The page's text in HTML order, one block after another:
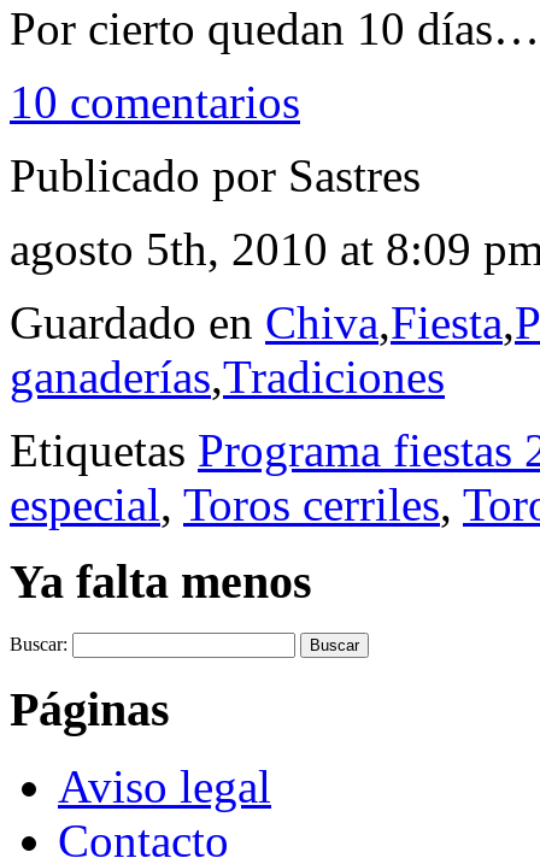
Por cierto quedan 10 días…
10 comentarios
Publicado por Sastres
agosto 5th, 2010 at 8:09
Guardado en Chiva,Fiesta,
ganaderías,Tradiciones
Etiquetas Programa fiestas
especial, Toros cerriles,
Ya falta menos
Buscar:
Páginas
Aviso legal
Contacto